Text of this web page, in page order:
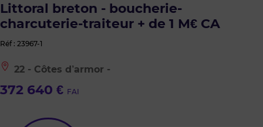
Littoral breton - boucherie-
charcuterie-traiteur + de 1 M€ CA
Réf : 23967-1
372 640 € FAI
Le
bien
est
situé
22 - Côtes d’armor -